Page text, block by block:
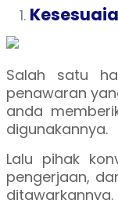
Salah satu
penawaran
anda
digunakannya.
Lalu pihak
pengerjaan,